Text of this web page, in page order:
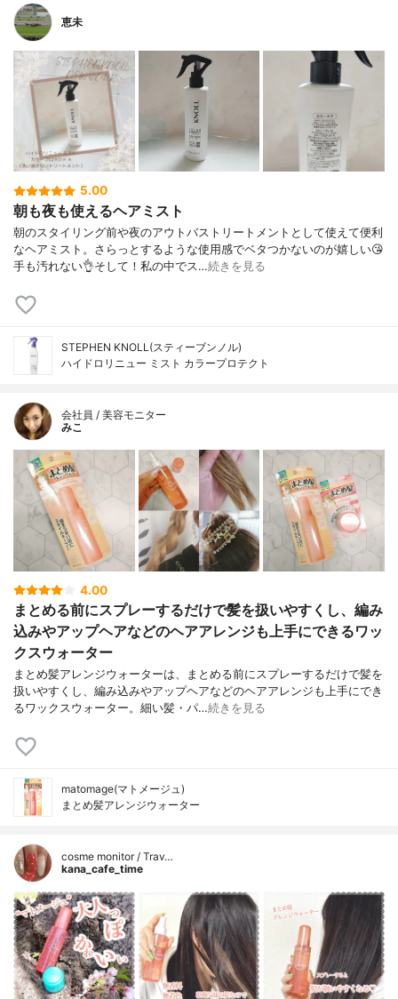
恵未
5.00
朝も夜も使えるヘアミスト
朝のスタイリング前や夜のアウトバストリートメントとして使えて便利
なヘアミスト。さらっとするような使用感でベタつかないのが嬉しい😘
手も汚れない👌そして！私の中でス…続きを見る
STEPHEN KNOLL(スティーブンノル)
ハイドロリニュー ミスト カラープロテクト
会社員 / 美容モニター
みこ
4.00
まとめる前にスプレーするだけで髪を扱いやすくし、編み
込みやアップヘアなどのヘアアレンジも上手にできるワッ
クスウォーター
まとめ髪アレンジウォーターは、まとめる前にスプレーするだけで髪を
扱いやすくし、編み込みやアップヘアなどのヘアアレンジも上手にでき
るワックスウォーター。細い髪・パ…続きを見る
matomage(マトメージュ)
まとめ髪アレンジウォーター
cosme monitor / Trav…
kana_cafe_time